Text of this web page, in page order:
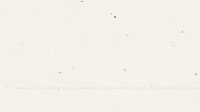
お電話でお問い合わ
予約